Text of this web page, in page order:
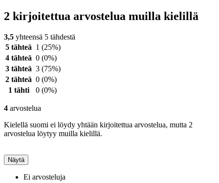
2 kirjoitettua arvostelua muilla kielillä
3,5 yhteensä 5 tähdestä
5 tähteä 1 (25%)
4 tähteä 0 (0%)
3 tähteä 3 (75%)
2 tähteä 0 (0%)
1 tähti
0 (0%)
4 arvostelua
Kielellä suomi ei löydy yhtään kirjoitettua arvostelua, mutta 2
arvostelua löytyy muilla kielillä.
Näytä
Ei arvosteluja